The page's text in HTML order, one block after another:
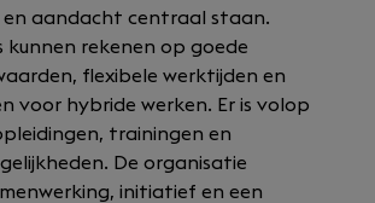
aandacht centraal staan.
kunnen rekenen op goede
flexibele werktijden en
voor hybride werken. Er is volop
trainingen en
De organisatie
initiatief en een